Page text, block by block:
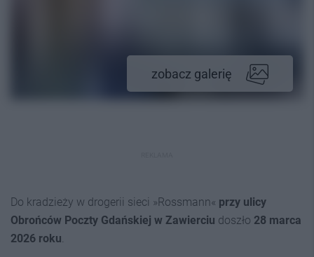
zobacz galerię
Do kradzieży w drogerii sieci »Rossmann« przy ulicy
Obrońców Poczty Gdańskiej w Zawierciu doszło 28 marca
2026 roku.